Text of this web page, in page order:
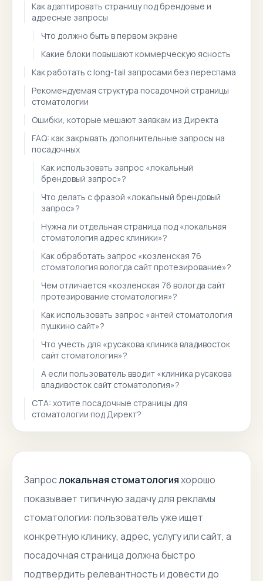
Как адаптировать страницу под брендовые и
адресные запросы
Что должно быть в первом экране
Какие блоки повышают коммерческую ясность
Как работать с long-tail запросами без переспама
Рекомендуемая структура посадочной страницы
стоматологии
Ошибки, которые мешают заявкам из Директа
FAQ: как закрывать дополнительные запросы на
посадочных
Как использовать запрос «локальный
брендовый запрос»?
Что делать с фразой «локальный брендовый
запрос»?
Нужна ли отдельная страница под «локальная
стоматология адрес клиники»?
Как обработать запрос «козленская 76
стоматология вологда сайт протезирование»?
Чем отличается «козленская 76 вологда сайт
протезирование стоматология»?
Как использовать запрос «антей стоматология
пушкино сайт»?
Что учесть для «русакова клиника владивосток
сайт стоматология»?
А если пользователь вводит «клиника русакова
владивосток сайт стоматология»?
CTA: хотите посадочные страницы для
стоматологии под Директ?
Запрослокальная стоматологияхорошо
показывает типичную задачу для рекламы
стоматологии: пользователь уже ищет
конкретную клинику, адрес, услугу или сайт, а
посадочная страница должна быстро
подтвердить релевантность и довести до